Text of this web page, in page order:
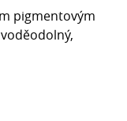
pigmentovým